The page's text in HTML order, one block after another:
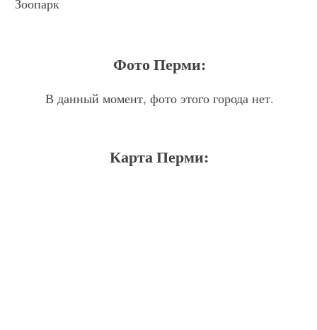
Зоопарк
Фото Перми:
В данный момент, фото этого города нет.
Карта Перми: